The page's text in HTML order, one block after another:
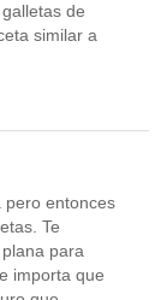
de
similar a
pero entonces
Te
para
importa que